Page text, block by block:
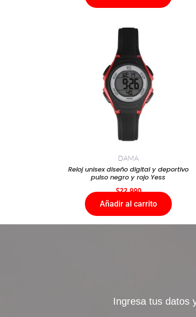
DAMA
Reloj unisex diseño digital y deportivo
pulso negro y rojo Yess
$22.990
Añadir al carrito
Ingresa tus datos